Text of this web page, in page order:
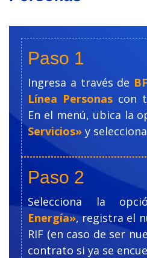
Paso 1
Ingresa a través de
Línea Personas con
En el menú, ubica la
Servicios» y selecciona
Paso 2
Selecciona la
Energía», registra el
RIF (en caso de ser
contrato si ya se